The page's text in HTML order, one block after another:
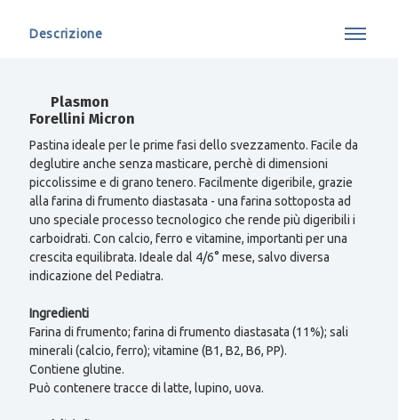
Descrizione
Plasmon
Forellini Micron
Pastina ideale per le prime fasi dello svezzamento. Facile da
deglutire anche senza masticare, perchè di dimensioni
piccolissime e di grano tenero. Facilmente digeribile, grazie
alla farina di frumento diastasata - una farina sottoposta ad
uno speciale processo tecnologico che rende più digeribili i
carboidrati. Con calcio, ferro e vitamine, importanti per una
crescita equilibrata. Ideale dal 4/6° mese, salvo diversa
indicazione del Pediatra.
Ingredienti
Farina di frumento; farina di frumento diastasata (11%); sali
minerali (calcio, ferro); vitamine (B1, B2, B6, PP).
Contiene glutine.
Può contenere tracce di latte, lupino, uova.